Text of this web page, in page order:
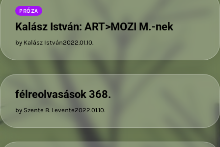
PRÓZA
Kalász István: ART>MOZI M.-nek
by Kalász István2022.01.10.
félreolvasások 368.
by Szente B. Levente2022.01.10.